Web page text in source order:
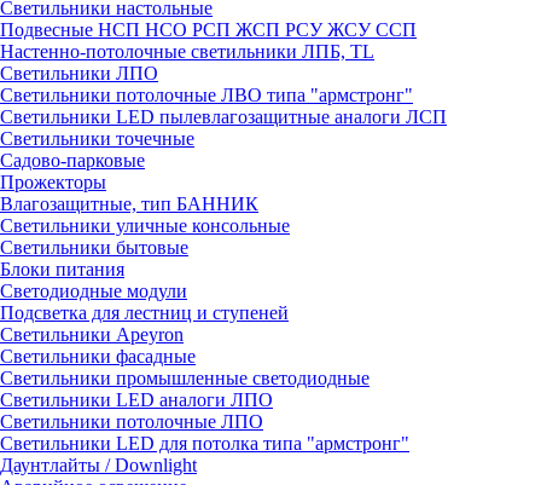
Светильники настольные
Подвесные НСП НСО РСП ЖСП РСУ ЖСУ ССП
Настенно-потолочные светильники ЛПБ, TL
Светильники ЛПО
Светильники потолочные ЛВО типа "армстронг"
Светильники LED пылевлагозащитные аналоги ЛСП
Светильники точечные
Садово-парковые
Прожекторы
Влагозащитные, тип БАННИК
Светильники уличные консольные
Светильники бытовые
Блоки питания
Светодиодные модули
Подсветка для лестниц и ступеней
Светильники Apeyron
Светильники фасадные
Светильники промышленные светодиодные
Светильники LED аналоги ЛПО
Светильники потолочные ЛПО
Светильники LED для потолка типа "армстронг"
Даунтлайты / Downlight